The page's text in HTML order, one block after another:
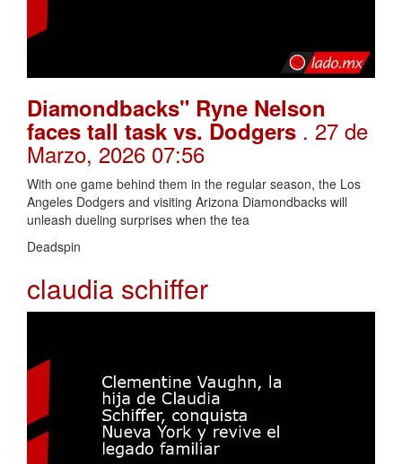
Diamondbacks" Ryne Nelson
faces tall task vs. Dodgers . 27 de
Marzo, 2026 07:56
With one game behind them in the regular season, the Los
Angeles Dodgers and visiting Arizona Diamondbacks will
unleash dueling surprises when the tea
Deadspin
claudia schiffer